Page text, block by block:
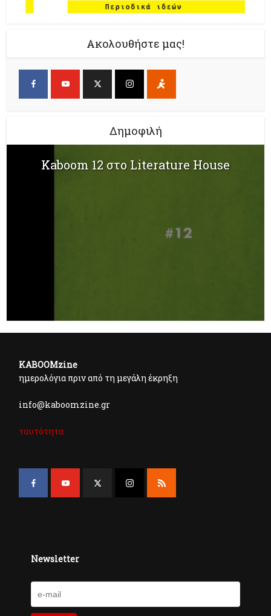
Ακολουθήστε μας!
Δημοφιλή
Kaboom 12 στο Literature House
KABOOMzine
ημερολόγια πριν από τη μεγάλη έκρηξη
info@kaboomzine.gr
ταυτότητα
Newsletter